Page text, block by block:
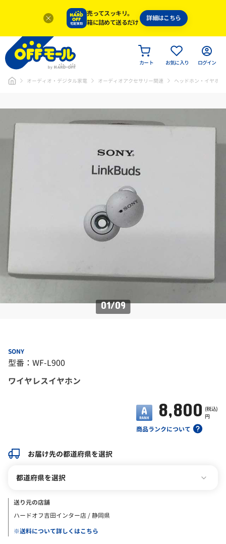
売ってスッキリ。
箱に詰めて送るだけ
詳細はこちら
カート お気に入り ログイン
オーディオ・デジタル家電 オーディオアクセサリー関連 ヘッドホン・イヤホン
01/09
SONY
型番：WF-L900
ワイヤレスイヤホン
商品ランクについて
8,800 (税込)
円
お届け先の都道府県を選択
都道府県を選択
送り元の店舗
ハードオフ吉田インター店 / 静岡県
※送料について詳しくはこちら